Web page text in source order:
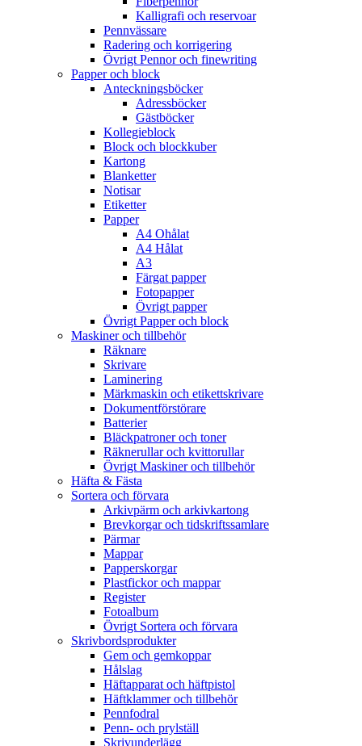
Kalligrafi och reservoar
Pennvässare
Radering och korrigering
Övrigt Pennor och finewriting
Papper och block
Anteckningsböcker
Adressböcker
Gästböcker
Kollegieblock
Block och blockkuber
Kartong
Blanketter
Notisar
Etiketter
Papper
A4 Ohålat
A4 Hålat
A3
Färgat papper
Fotopapper
Övrigt papper
Övrigt Papper och block
Maskiner och tillbehör
Räknare
Skrivare
Laminering
Märkmaskin och etikettskrivare
Dokumentförstörare
Batterier
Bläckpatroner och toner
Räknerullar och kvittorullar
Övrigt Maskiner och tillbehör
Häfta & Fästa
Sortera och förvara
Arkivpärm och arkivkartong
Brevkorgar och tidskriftssamlare
Pärmar
Mappar
Papperskorgar
Plastfickor och mappar
Register
Fotoalbum
Övrigt Sortera och förvara
Skrivbordsprodukter
Gem och gemkoppar
Hålslag
Häftapparat och häftpistol
Häftklammer och tillbehör
Pennfodral
Penn- och prylställ
Skrivunderlägg